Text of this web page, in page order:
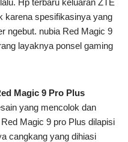
karena spesifikasinya yang
ngebut. nubia Red Magic 9
layaknya ponsel gaming
Magic 9 Pro Plus
yang mencolok dan
Magic 9 pro Plus dilapisi
cangkang yang dihiasi